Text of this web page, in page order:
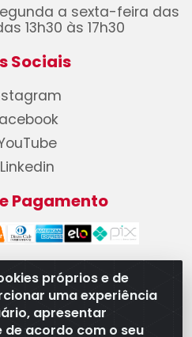
próprios e de
uma experiência
apresentar
acordo com o seu
a sexta-feira das
13h30 às 17h30
Sociais
Linkedin
Pagamento
LTDA - CNPJ
do Níquel, 667 - Parque
GO - CEP 74375-660